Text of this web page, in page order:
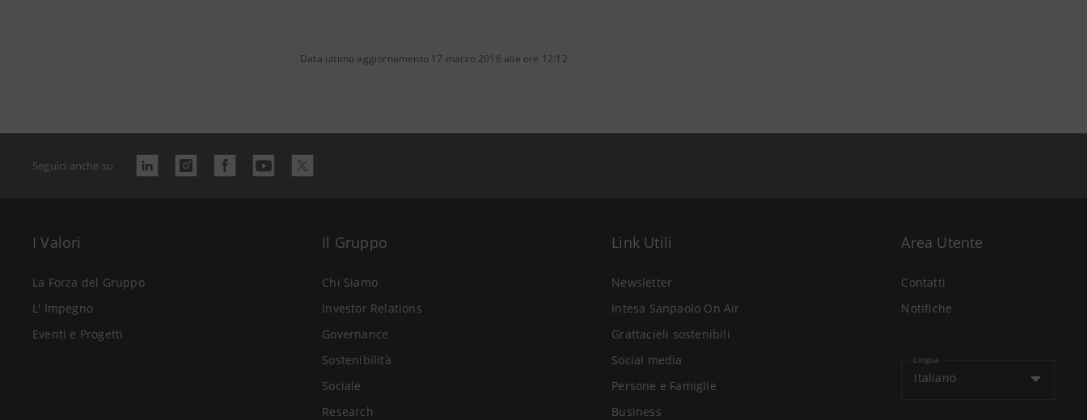
Data ultimo aggiornamento 17 marzo 2016 alle ore 12:12
Seguici anche su
I Valori
La Forza del Gruppo
L' Impegno
Eventi e Progetti
Il Gruppo
Chi Siamo
Investor Relations
Governance
Sostenibilità
Sociale
Research
Link Utili
Newsletter
Intesa Sanpaolo On Air
Grattacieli sostenibili
Social media
Persone e Famiglie
Business
Area Utente
Contatti
Notifiche
Lingua
Italiano